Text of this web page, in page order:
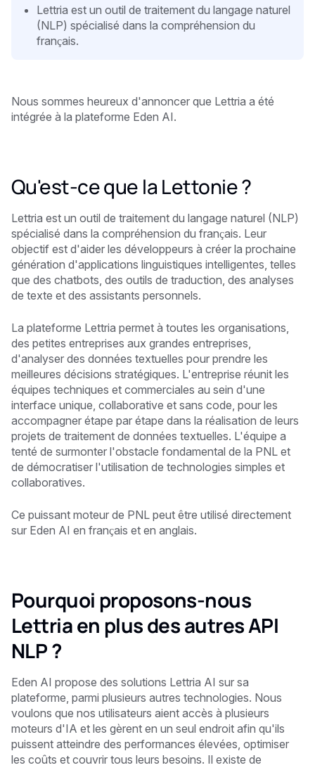
Lettria est un outil de traitement du langage naturel
(NLP) spécialisé dans la compréhension du
français.
Nous sommes heureux d'annoncer que Lettria a été
intégrée à la plateforme Eden AI.
Qu'est-ce que la Lettonie ?
Lettria est un outil de traitement du langage naturel (NLP)
spécialisé dans la compréhension du français. Leur
objectif est d'aider les développeurs à créer la prochaine
génération d'applications linguistiques intelligentes, telles
que des chatbots, des outils de traduction, des analyses
de texte et des assistants personnels.
La plateforme Lettria permet à toutes les organisations,
des petites entreprises aux grandes entreprises,
d'analyser des données textuelles pour prendre les
meilleures décisions stratégiques. L'entreprise réunit les
équipes techniques et commerciales au sein d'une
interface unique, collaborative et sans code, pour les
accompagner étape par étape dans la réalisation de leurs
projets de traitement de données textuelles. L'équipe a
tenté de surmonter l'obstacle fondamental de la PNL et
de démocratiser l'utilisation de technologies simples et
collaboratives.
Ce puissant moteur de PNL peut être utilisé directement
sur Eden AI en français et en anglais.
Pourquoi proposons-nous
Lettria en plus des autres API
NLP ?
Eden AI propose des solutions Lettria AI sur sa
plateforme, parmi plusieurs autres technologies. Nous
voulons que nos utilisateurs aient accès à plusieurs
moteurs d'IA et les gèrent en un seul endroit afin qu'ils
puissent atteindre des performances élevées, optimiser
les coûts et couvrir tous leurs besoins. Il existe de